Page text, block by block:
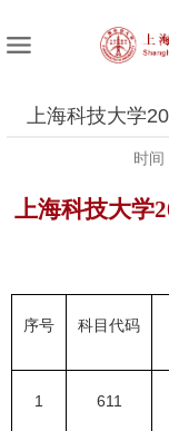
上海科技大学
时
上海科技大学
序号 科目代码
1 611